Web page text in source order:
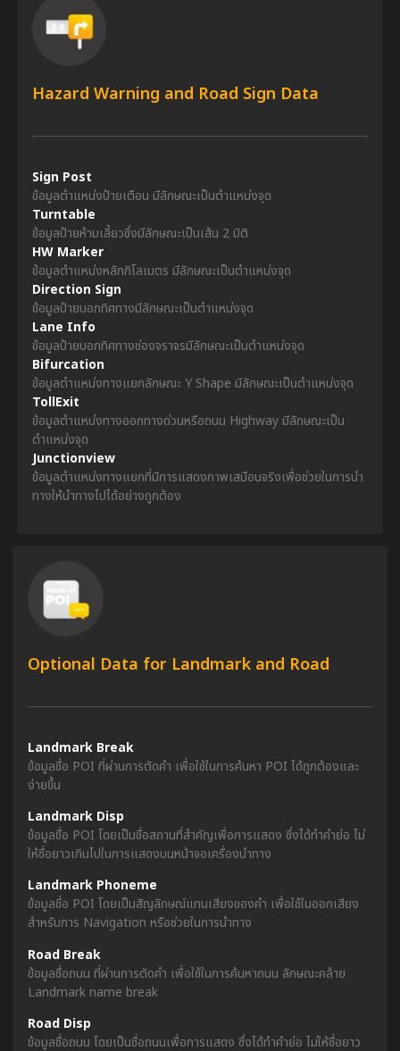
Hazard Warning and Road Sign Data
Sign Post
ข้อมูลตำแหน่งป้ายเตือน มีลักษณะเป็นตำแหน่งจุด
Turntable
ข้อมูลป้ายห้ามเลี้ยวซึ่งมีลักษณะเป็นเส้น 2 มิติ
HW Marker
ข้อมูลตำแหน่งหลักกิโลเมตร มีลักษณะเป็นตำแหน่งจุด
Direction Sign
ข้อมูลป้ายบอกทิศทางมีลักษณะเป็นตำแหน่งจุด
Lane Info
ข้อมูลป้ายบอกทิศทางช่องจราจรมีลักษณะเป็นตำแหน่งจุด
Bifurcation
ข้อมูลตำแหน่งทางแยกลักษณะ Y Shape มีลักษณะเป็นตำแหน่งจุด
TollExit
ข้อมูลตำแหน่งทางออกทางด่วนหรือถนน Highway มีลักษณะเป็น
ตำแหน่งจุด
Junctionview
ข้อมูลตำแหน่งทางแยกที่มีการแสดงภาพเสมือนจริงเพื่อช่วยในการนำ
ทางให้นำทางไปได้อย่างถูกต้อง
Optional Data for Landmark and Road
Landmark Break
ข้อมูลชื่อ POI ที่ผ่านการตัดคำ เพื่อใช้ในการค้นหา POI ได้ถูกต้องและ
ง่ายขึ้น
Landmark Disp
ข้อมูลชื่อ POI โดยเป็นชื่อสถานที่สำคัญเพื่อการแสดง ซึ่งได้ทำคำย่อ ไม่
ให้ชื่อยาวเกินไปในการแสดงบนหน้าจอเครื่องนำทาง
Landmark Phoneme
ข้อมูลชื่อ POI โดยเป็นสัญลักษณ์แทนเสียงของคำ เพื่อใช้ในออกเสียง
สำหรับการ Navigation หรือช่วยในการนำทาง
Road Break
ข้อมูลชื่อถนน ที่ผ่านการตัดคำ เพื่อใช้ในการค้นหาถนน ลักษณะคล้าย
Landmark name break
Road Disp
ข้อมูลชื่อถนน โดยเป็นชื่อถนนเพื่อการแสดง ซึ่งได้ทำคำย่อ ไม่ให้ชื่อยาว